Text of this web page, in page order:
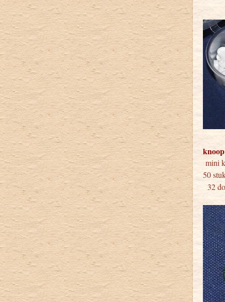
50
32